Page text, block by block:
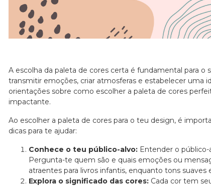
A escolha da paleta de cores certa é fundamental para
transmitir emoções, criar atmosferas e estabelecer uma
orientações sobre como escolher a paleta de cores
impactante.
Ao escolher a paleta de cores para o teu design, é
dicas para te ajudar:
Conhece o teu público-alvo: Entender o público-
Pergunta-te quem são e quais emoções ou
atraentes para livros infantis, enquanto tons
Explora o significado das cores: Cada cor tem